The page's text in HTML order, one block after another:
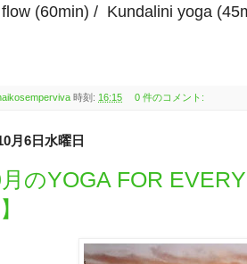
flow (60min) / Kundalini yoga
時刻: 16:15 0 件のコメント:
月6日水曜日
月のYOGA FOR